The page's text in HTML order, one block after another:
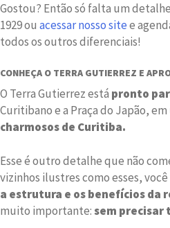
Gostou? Então só falta um
1929 ou acessar nosso sitee
todos os outros diferenciais!
CONHEÇA O TERRA GUTIERREZ E
O Terra Gutierrez está pronto
Curitibano e a Praça do Japão, em
charmosos de Curitiba.
Esse é outro detalhe que não
vizinhos ilustres como esses,
a estrutura e os benefícios da
muito importante:sem precisar